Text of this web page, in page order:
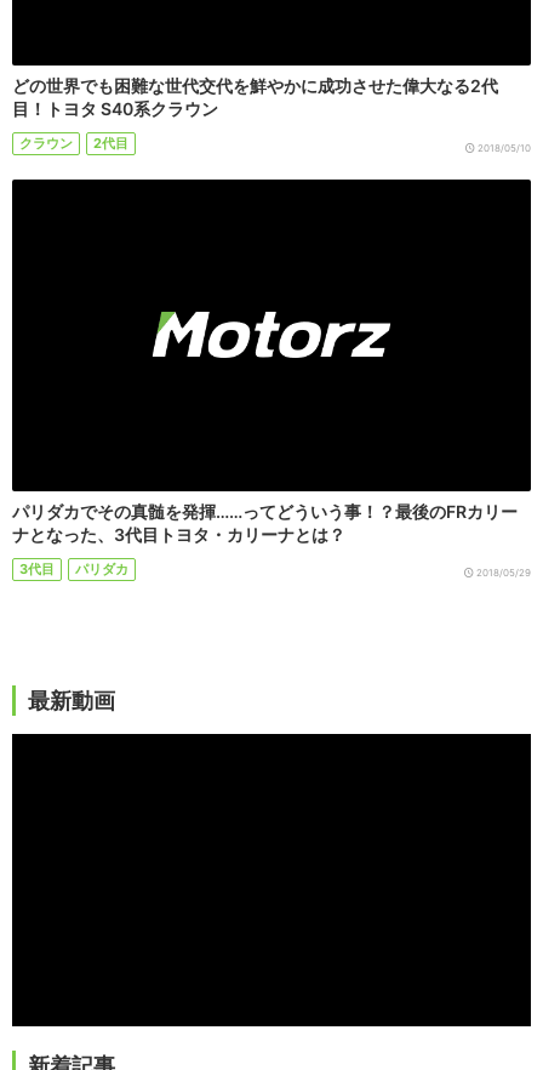
どの世界でも困難な世代交代を鮮やかに成功させた偉大なる2代
目！トヨタ S40系クラウン
クラウン 2代目 2018/05/10
パリダカでその真髄を発揮……ってどういう事！？最後のFRカリー
ナとなった、3代目トヨタ・カリーナとは？
3代目 パリダカ 2018/05/29
最新動画